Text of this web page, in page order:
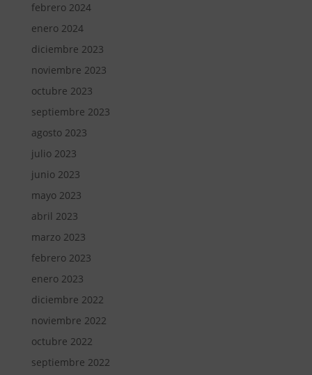
febrero 2024
enero 2024
diciembre 2023
noviembre 2023
octubre 2023
septiembre 2023
agosto 2023
julio 2023
junio 2023
mayo 2023
abril 2023
marzo 2023
febrero 2023
enero 2023
diciembre 2022
noviembre 2022
octubre 2022
septiembre 2022